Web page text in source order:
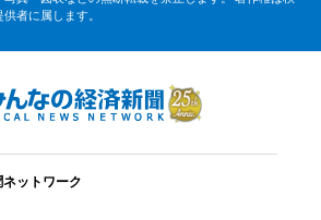
者に属します。
ットワーク